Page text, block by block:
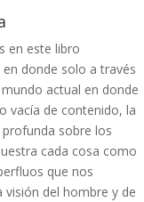
en este libro
donde solo a través
actual en donde
vacía de contenido, la
sobre los
cada cosa como
que nos
visión del hombre y de